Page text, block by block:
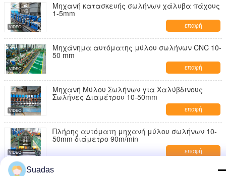
Μηχανή κατασκευής σωλήνων χάλυβα πάχους
1-5mm
επαφή
Μηχάνημα αυτόματης μύλου σωλήνων CNC 10-
50 mm
επαφή
Μηχανή Μύλου Σωλήνων για Χαλύβδινους
Σωλήνες Διαμέτρου 10-50mm
επαφή
Πλήρης αυτόματη μηχανή μύλου σωλήνων 10-
50mm διάμετρο 90m/min
επαφή
Αυτόματο μηχάνημα μύλου χαλύβδιου
Suadas